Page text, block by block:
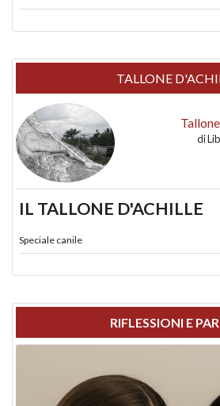
TALLONE
di
IL TALLONE D'ACHILLE
Speciale canile
RIFLESSIONI E